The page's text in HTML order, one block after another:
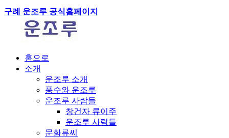
구례 운조루 공식홈페이지
홈으로
소개
운조루 소개
풍수와 운조루
운조루 사람들
창건자 류이주
운조루 사람들
문화류씨